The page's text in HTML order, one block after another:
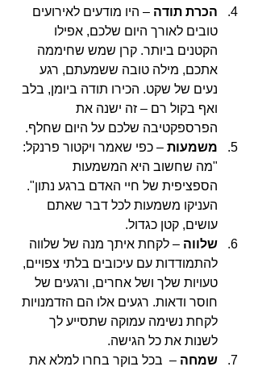
הכרת תודה – היו מודעים לאירועים
טובים לאורך היום שלכם, אפילו
הקטנים ביותר. קרן שמש שחיממה
אתכם, מילה טובה ששמעתם, רגע
נעים של שקט. הכירו תודה ביומן, בלב
ואף בקול רם – זה ישנה את
הפרספקטיבה שלכם על היום שחלף.
משמעות – כפי שאמר ויקטור פרנקל:
"מה שחשוב היא המשמעות
הספציפית של חיי האדם ברגע נתון".
העניקו משמעות לכל דבר שאתם
עושים, קטן כגדול.
שלווה – לקחת איתך מנה של שלווה
להתמודדות עם עיכובים בלתי צפויים,
טעויות שלך ושל אחרים, ורגעים של
חוסר ודאות. רגעים אלו הם הזדמנויות
לקחת נשימה עמוקה שתסייע לך
לשנות את כל הגישה.
שמחה –  בכל בוקר בחרו למלא את